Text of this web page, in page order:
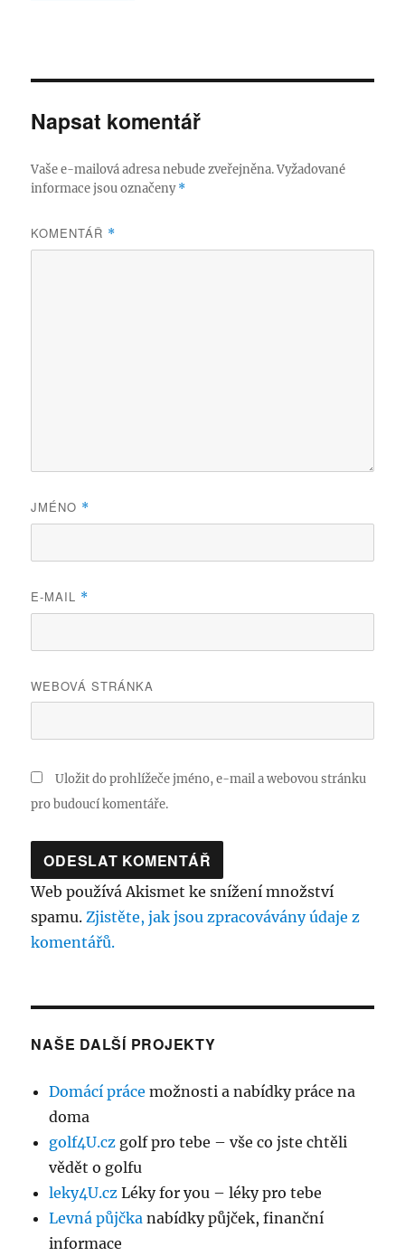
Napsat komentář
Vaše e-mailová adresa nebude zveřejněna. Vyžadované
informace jsou označeny*
KOMENTÁŘ *
JMÉNO *
E-MAIL *
WEBOVÁ STRÁNKA
Uložit do prohlížeče jméno, e-mail a webovou stránku
pro budoucí komentáře.
Web používá Akismet ke snížení množství
spamu.Zjistěte, jak jsou zpracovávány údaje z
komentářů.
NAŠE DALŠÍ PROJEKTY
Domácí práce možnosti a nabídky práce na
doma
golf4U.cz golf pro tebe – vše co jste chtěli
vědět o golfu
leky4U.cz Léky for you – léky pro tebe
Levná půjčka nabídky půjček, finanční
informace